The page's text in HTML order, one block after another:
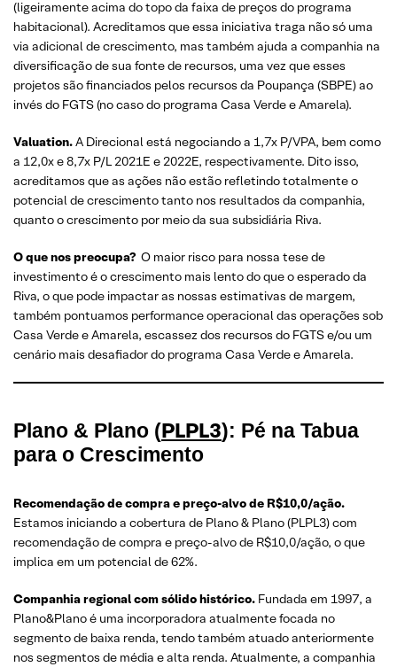
(ligeiramente acima do topo da faixa de preços do programa
habitacional). Acreditamos que essa iniciativa traga não só uma
via adicional de crescimento, mas também ajuda a companhia na
diversificação de sua fonte de recursos, uma vez que esses
projetos são financiados pelos recursos da Poupança (SBPE) ao
invés do FGTS (no caso do programa Casa Verde e Amarela).
Valuation.A Direcional está negociando a 1,7x P/VPA, bem como
a 12,0x e 8,7x P/L 2021E e 2022E, respectivamente. Dito isso,
acreditamos que as ações não estão refletindo totalmente o
potencial de crescimento tanto nos resultados da companhia,
quanto o crescimento por meio da sua subsidiária Riva.
O que nos preocupa? O maior risco para nossa tese de
investimento é o crescimento mais lento do que o esperado da
Riva, o que pode impactar as nossas estimativas de margem,
também pontuamos performance operacional das operações sob
Casa Verde e Amarela, escassez dos recursos do FGTS e/ou um
cenário mais desafiador do programa Casa Verde e Amarela.
Plano & Plano (PLPL3): Pé na Tabua
para o Crescimento
Recomendação de compra e preço-alvo de R$10,0/ação.
Estamos iniciando a cobertura de Plano & Plano (PLPL3) com
recomendação de compra e preço-alvo de R$10,0/ação, o que
implica em um potencial de 62%.
Companhia regional com sólido histórico. Fundada em 1997, a
Plano&Plano é uma incorporadora atualmente focada no
segmento de baixa renda, tendo também atuado anteriormente
nos segmentos de média e alta renda. Atualmente, a companhia